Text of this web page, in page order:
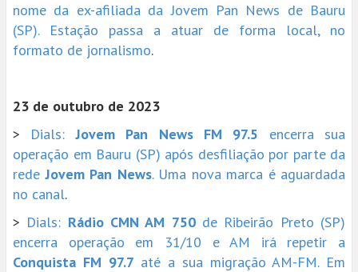
nome da ex-afiliada da Jovem Pan News de Bauru
(SP). Estação passa a atuar de forma local, no
formato de jornalismo.
23 de outubro de 2023
> Dials:Jovem Pan News FM 97.5 encerra sua
operação em Bauru (SP) após desfiliação por parte da
redeJovem Pan News. Uma nova marca é aguardada
no canal.
> Dials: Rádio CMN AM 750de Ribeirão Preto (SP)
encerra operação em 31/10 e AM irá repetir a
Conquista FM 97.7 até a sua migração AM-FM. Em